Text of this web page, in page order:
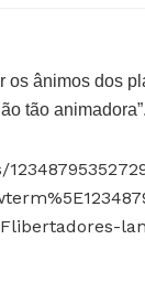
ânimos dos
tão animadora”.